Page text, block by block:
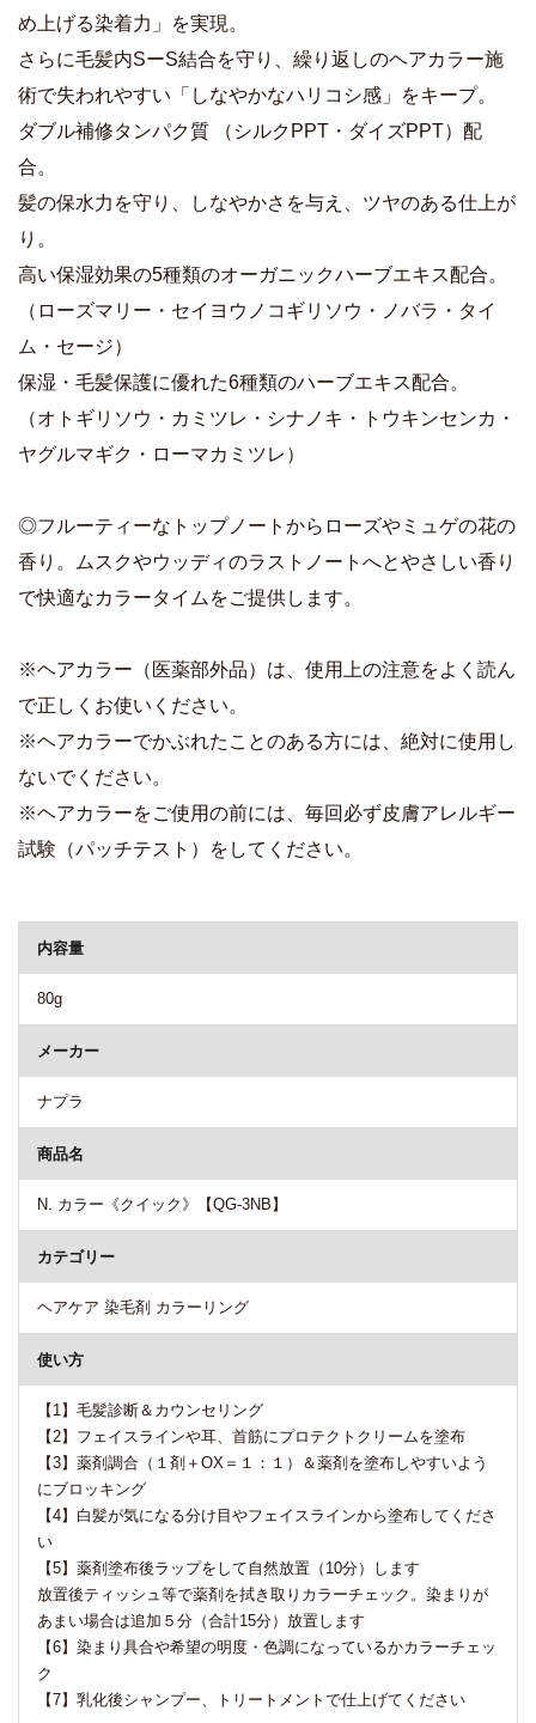
め上げる染着力」を実現。
さらに毛髪内SーS結合を守り、繰り返しのヘアカラー施
術で失われやすい「しなやかなハリコシ感」をキープ。
ダブル補修タンパク質 （シルクPPT・ダイズPPT）配
合。
髪の保水力を守り、しなやかさを与え、ツヤのある仕上が
り。
高い保湿効果の5種類のオーガニックハーブエキス配合。
（ローズマリー・セイヨウノコギリソウ・ノバラ・タイ
ム・セージ）
保湿・毛髪保護に優れた6種類のハーブエキス配合。
（オトギリソウ・カミツレ・シナノキ・トウキンセンカ・
ヤグルマギク・ローマカミツレ）
◎フルーティーなトップノートからローズやミュゲの花の
香り。ムスクやウッディのラストノートへとやさしい香り
で快適なカラータイムをご提供します。
※ヘアカラー（医薬部外品）は、使用上の注意をよく読ん
で正しくお使いください。
※ヘアカラーでかぶれたことのある方には、絶対に使用し
ないでください。
※ヘアカラーをご使用の前には、毎回必ず皮膚アレルギー
試験（パッチテスト）をしてください。
内容量
80g
メーカー
ナプラ
商品名
N. カラー《クイック》【QG-3NB】
カテゴリー
ヘアケア 染毛剤 カラーリング
使い方
【1】毛髪診断＆カウンセリング
【2】フェイスラインや耳、首筋にプロテクトクリームを塗布
【3】薬剤調合（１剤＋OX＝１：１）＆薬剤を塗布しやすいよう
にブロッキング
【4】白髪が気になる分け目やフェイスラインから塗布してくださ
い
【5】薬剤塗布後ラップをして自然放置（10分）します
放置後ティッシュ等で薬剤を拭き取りカラーチェック。染まりが
あまい場合は追加５分（合計15分）放置します
【6】染まり具合や希望の明度・色調になっているかカラーチェッ
ク
【7】乳化後シャンプー、トリートメントで仕上げてください